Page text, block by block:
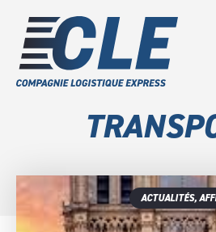
ACTUALITÉS,